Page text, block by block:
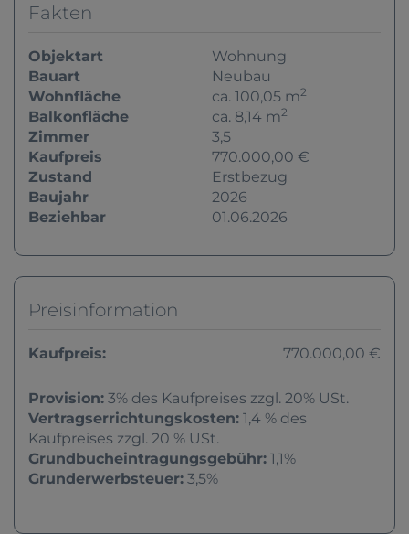
Fakten
Objektart
Wohnung
Bauart
Neubau
Wohnfläche
ca. 100,05 m2
Balkonfläche ca. 8,14 m2
Zimmer
3,5
Kaufpreis
770.000,00 €
Zustand
Erstbezug
Baujahr
2026
Beziehbar
01.06.2026
Preisinformation
Kaufpreis: 770.000,00 €
Provision: 3% des Kaufpreises zzgl. 20% USt.
Vertragserrichtungskosten: 1,4 % des
Kaufpreises zzgl. 20 % USt.
Grundbucheintragungsgebühr: 1,1%
Grunderwerbsteuer: 3,5%